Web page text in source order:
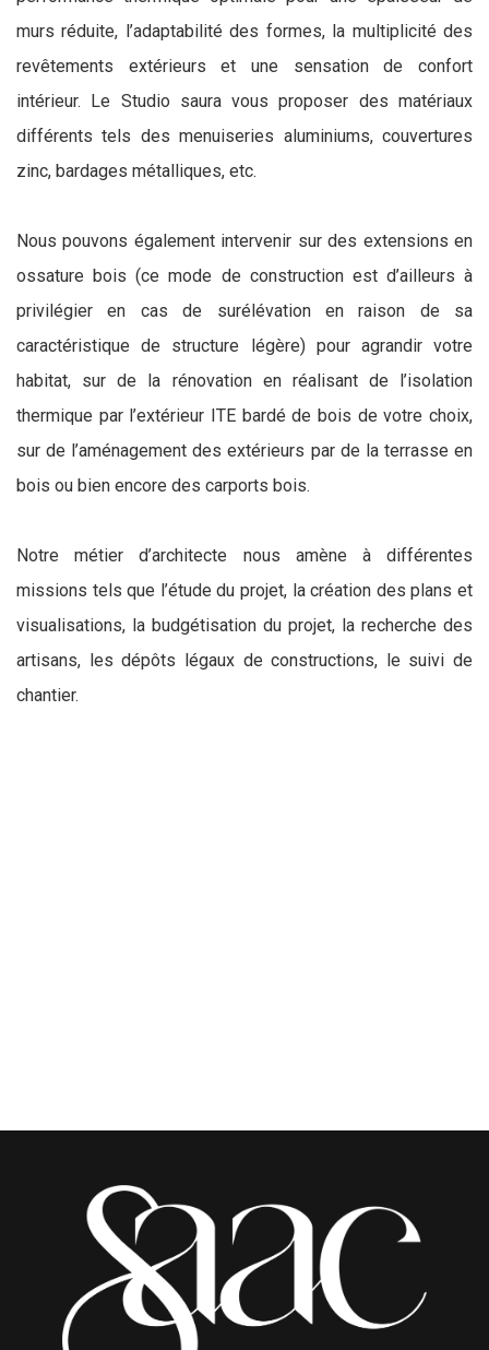
murs réduite, l’adaptabilité des formes, la multiplicité des
revêtements extérieurs et une sensation de confort
intérieur. Le Studio saura vous proposer des matériaux
différents tels des menuiseries aluminiums, couvertures
zinc, bardages métalliques, etc.
Nous pouvons également intervenir sur des extensions en
ossature bois (ce mode de construction est d’ailleurs à
privilégier en cas de surélévation en raison de sa
caractéristique de structure légère) pour agrandir votre
habitat, sur de la rénovation en réalisant de l’isolation
thermique par l’extérieur ITE bardé de bois de votre choix,
sur de l’aménagement des extérieurs par de la terrasse en
bois ou bien encore des carports bois.
Notre métier d’architecte nous amène à différentes
missions tels que l’étude du projet, la création des plans et
visualisations, la budgétisation du projet, la recherche des
artisans, les dépôts légaux de constructions, le suivi de
chantier.